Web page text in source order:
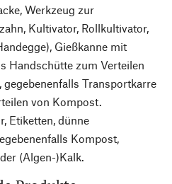
Werkzeug zur
Kultivator, Rollkultivator,
Gießkanne mit
Handschütte zum Verteilen
gegebenenfalls Transportkarre
von Kompost.
Etiketten, dünne
Kompost,
(Algen-)Kalk.